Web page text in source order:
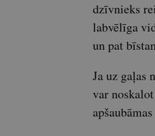
dzīvnieks
labvēlīga
un pat
Ja uz gaļas
var